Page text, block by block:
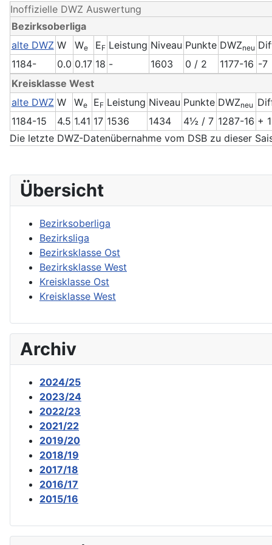
Übersicht
Bezirksoberliga
Bezirksliga
Bezirksklasse Ost
Bezirksklasse West
Kreisklasse Ost
Kreisklasse West
Archiv
2024/25
2023/24
2022/23
2021/22
2019/20
2018/19
2017/18
2016/17
2015/16
Inoffizielle DWZ Auswertung
Bezirksoberliga
alte DWZ W We EF Leistung Niveau Punkte DWZneu
1184-
0.0 0.17 18 - 1603 0 / 2 1177-16 -7
Kreisklasse West
alte DWZ W We EF Leistung Niveau Punkte DWZneu
1184-15
4.5 1.41 17 1536 1434 4½ / 7 1287-16 +
Die letzte DWZ-Datenübernahme vom DSB zu dieser